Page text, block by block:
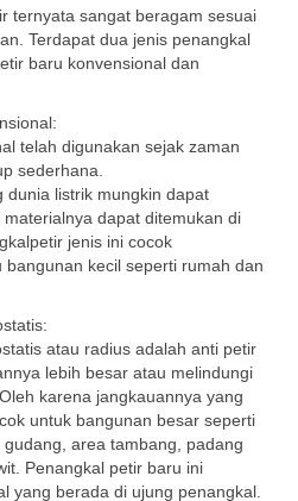
ternyata sangat beragam sesuai
Terdapat dua jenis penangkal
baru konvensional dan
telah digunakan sejak zaman
sederhana.
dunia listrik mungkin dapat
dapat ditemukan di
jenis ini cocok
kecil seperti rumah dan
atau radius adalah anti petir
lebih besar atau melindungi
karena jangkauannya yang
untuk bangunan besar seperti
area tambang, padang
Penangkal petir baru ini
yang berada di ujung penangkal.